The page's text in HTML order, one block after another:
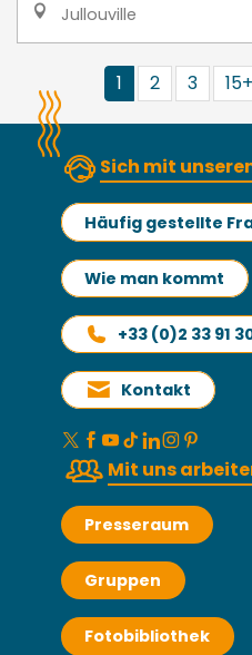
Jullouville
1 2 3 15+
Sich mit
Häufig gestellte
Wie man kommt
+33 (0)2 33 91
Kontakt
Mit uns
Presseraum
Gruppen
Fotobibliothek